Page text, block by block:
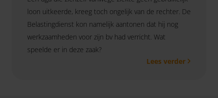
loon uitkeerde, kreeg toch ongelijk van de rechter. De
Belastingdienst kon namelijk aantonen dat hij nog
werkzaamheden voor zijn bv had verricht. Wat
speelde er in deze zaak?
Lees verder